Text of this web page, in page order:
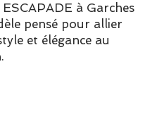
à Garches
pensé pour allier
et élégance au